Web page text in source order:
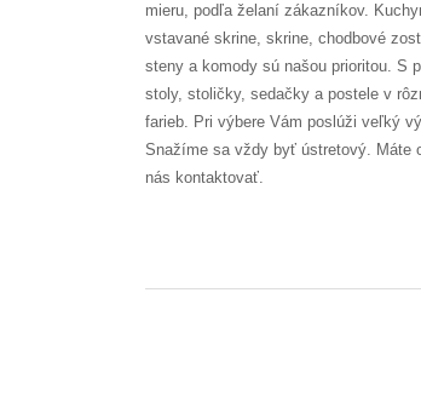
mieru, podľa želaní zákazníkov.
vstavané skrine, skrine, chodbové
steny a komody sú našou prioritou. S
stoly, stoličky, sedačky a postele v
farieb. Pri výbere Vám poslúži veľký
Snažíme sa vždy byť ústretový. Máte
nás kontaktovať.